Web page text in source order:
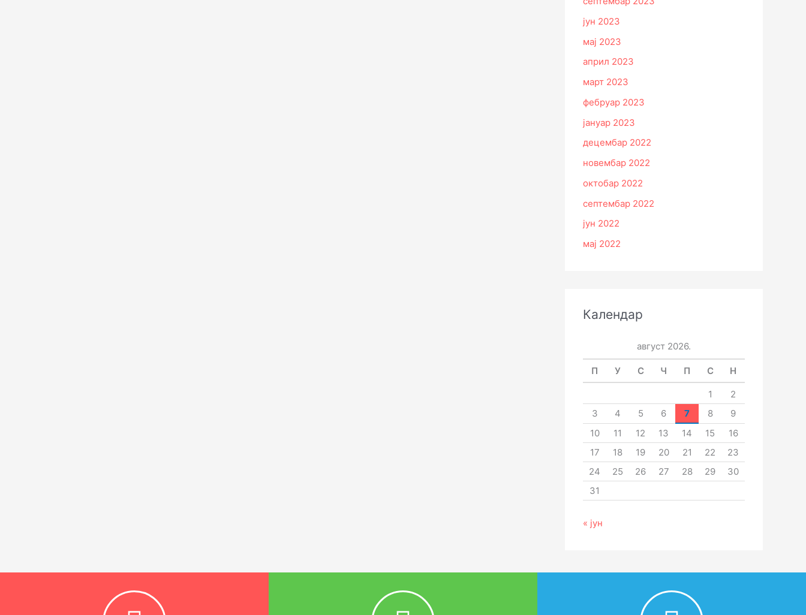
јун 2023
мај 2023
април 2023
март 2023
фебруар 2023
јануар 2023
децембар 2022
новембар 2022
октобар 2022
септембар 2022
јун 2022
мај 2022
Календар
август 2026.
П У С Ч П С Н
1
2
3
4 5 6 7 8
9
10
11 12 13 14 15
16
17
18 19 20 21 22
23
24
25 26 27 28 29
30
31
« јун